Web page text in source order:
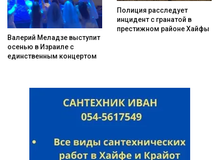
Валерий Меладзе выступит
осенью в Израиле с
единственным концертом
Полиция расследует
инцидент с гранатой в
престижном районе Хайфы